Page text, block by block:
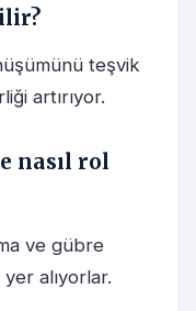
teşvik
artırıyor.
nasıl rol
ve gübre
alıyorlar.